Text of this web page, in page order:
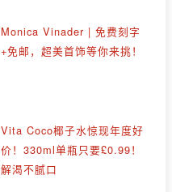
Monica Vinader | 免费刻字
+免邮，超美首饰等你来挑！
Vita Coco椰子水惊现年度好
价！330ml单瓶只要£0.99！
解渴不腻口